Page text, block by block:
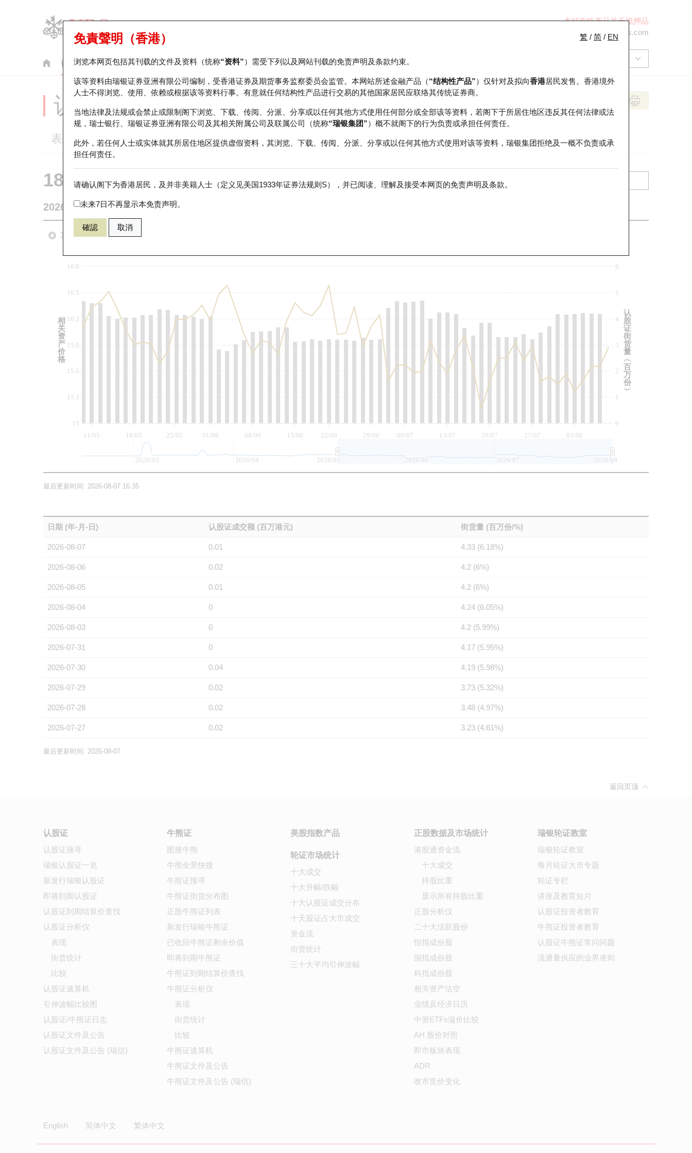
本结构性产品并无抵押品
ol-hkwarrants@ubs.com
认股证 牛熊证 美股指数产品 轮证市场统计 正股数据及市场统计 瑞银轮证教室
繁 / 简 / EN
免責聲明（香港）
浏览本网页包括其刊载的文件及资料（统称“资料”）需受下列以及网站刊载的免责声明及条款约束。
该等资料由瑞银证券亚洲有限公司编制，受香港证券及期货事务监察委员会监管。本网站所述金融产品（“结构性产品”）仅针对及拟向香港居民发售。香港境外
人士不得浏览、使用、依赖或根据该等资料行事。有意就任何结构性产品进行交易的其他国家居民应联络其传统证券商。
当地法律及法规或会禁止或限制阁下浏览、下载、传阅、分派、分享或以任何其他方式使用任何部分或全部该等资料，若阁下于所居住地区违反其任何法律或法
规，瑞士银行、瑞银证券亚洲有限公司及其相关附属公司及联属公司（统称“瑞银集团”）概不就阁下的行为负责或承担任何责任。
此外，若任何人士或实体就其所居住地区提供虚假资料，其浏览、下载、传阅、分派、分享或以任何其他方式使用对该等资料，瑞银集团拒绝及一概不负责或承
担任何责任。
请确认阁下为香港居民，及并非美籍人士（定义见美国1933年证券法规则S），并已阅读、理解及接受本网页的免责声明及条款。
未来7日不再显示本免责声明。
確認 取消
认股证分析仪
表现 街货统计 比较
18600 瑞银认购 2822 南方Ａ５０
2026-08-07 相关资产价格 15.87
3个月 6个月
18/05 01/06 15/06 29/06 13/07 27/07
11/05 25/05 08/06 22/06 06/07 20/07 03/08
0
2
4
6
1
3
5
15
16.5
15.3
15.6
15.9
16.2
16.8
2026/03 2026/04 2026/05 2026/06 2026/07 2026/08
认
股
证
街
货
量
︵
百
万
份
︶
相
关
资
产
价
格
最后更新时间: 2026-08-07 16:35
日期 (年-月-日) 认股证成交额 (百万港元) 街货量 (百万份/%)
2026-08-07 0.01 4.33 (6.18%)
2026-08-06 0.02 4.2 (6%)
2026-08-05 0.01 4.2 (6%)
2026-08-04 0 4.24 (6.05%)
2026-08-03 0 4.2 (5.99%)
2026-07-31 0 4.17 (5.95%)
2026-07-30 0.04 4.19 (5.98%)
2026-07-29 0.02 3.73 (5.32%)
2026-07-28 0.02 3.48 (4.97%)
2026-07-27 0.02 3.23 (4.61%)
最后更新时间: 2026-08-07
返回页顶
认股证
认股证搜寻
瑞银认股证一览
新发行瑞银认股证
即将到期认股证
认股证到期结算价查找
认股证分析仪
表现
街货统计
比较
认股证速算机
引伸波幅比较图
认股证/牛熊证日志
认股证文件及公告
认股证文件及公告 (瑞信)
牛熊证
图搜牛熊
牛熊全景快搜
牛熊证搜寻
牛熊证街货分布图
正股牛熊证列表
新发行瑞银牛熊证
已收回牛熊证剩余价值
即将到期牛熊证
牛熊证到期结算价查找
牛熊证分析仪
表现
街货统计
比较
牛熊证速算机
牛熊证文件及公告
牛熊证文件及公告 (瑞信)
美股指数产品
轮证市场统计
十大成交
十大升幅/跌幅
十大认股证成交分布
十天股证占大市成交
资金流
街货统计
三十大平均引伸波幅
正股数据及市场统计
港股通资金流
十大成交
持股比重
显示所有持股比重
正股分析仪
二十大活跃股份
恒指成份股
国指成份股
科指成份股
相关资产沽空
业绩及经济日历
中资ETFs溢价比较
AH 股价对照
即市板块表现
ADR
收市竞价变化
瑞银轮证教室
瑞银轮证教室
每月轮证大市专题
轮证专栏
讲座及教育短片
认股证投资者教育
牛熊证投资者教育
认股证牛熊证常问问题
流通量供应的业界准则
English 简体中文 繁体中文